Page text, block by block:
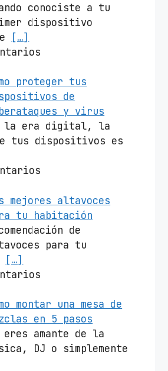
conociste a tu
dispositivo
[…]
proteger tus
de
y virus
la era digital, la
tus dispositivos es
mejores altavoces
tu habitación
de
para tu
[…]
montar una mesa de
en 5 pasos
amante de la
DJ o simplemente